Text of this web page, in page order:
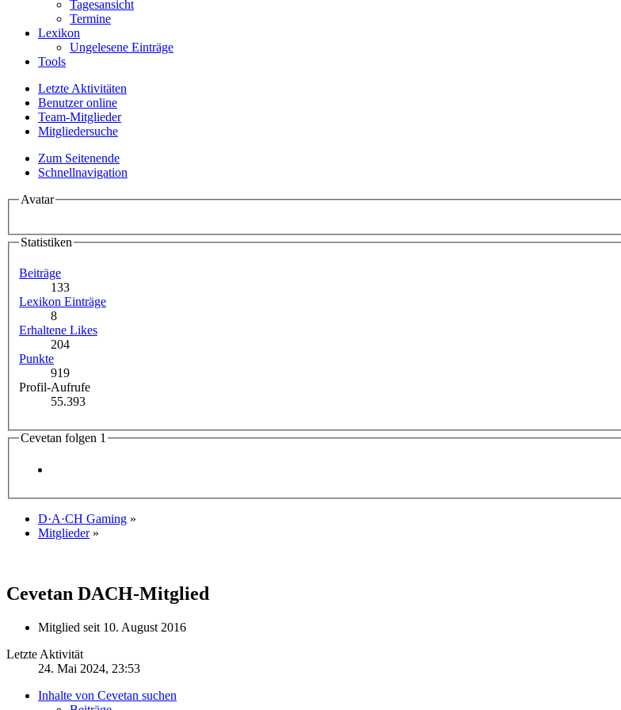
Tagesansicht
Termine
Lexikon
Ungelesene Einträge
Tools
Letzte Aktivitäten
Benutzer online
Team-Mitglieder
Mitgliedersuche
Zum Seitenende
Schnellnavigation
Avatar
Statistiken
Beiträge
133
Lexikon Einträge
8
Erhaltene Likes
204
Punkte
919
Profil-Aufrufe
55.393
Cevetan folgen 1
D·A·CH Gaming »
Mitglieder »
Cevetan DACH-Mitglied
Mitglied seit 10. August 2016
Letzte Aktivität
24. Mai 2024, 23:53
Inhalte von Cevetan suchen